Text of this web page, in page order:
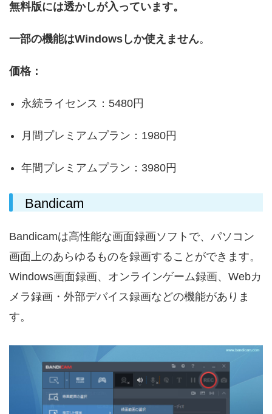
無料版には透かしが入っています。
​​一部の機能はWindowsしか使えません。
価格：
永続ライセンス：5480円
月間プレミアムプラン：1980円
年間プレミアムプラン：3980円
​​​​Bandicam
Bandicamは高性能な画面録画ソフトで、パソコン
画面上のあらゆるものを録画することができます。
Windows画面録画、オンラインゲーム録画、Webカ
メラ録画・外部デバイス録画などの機能がありま
す。